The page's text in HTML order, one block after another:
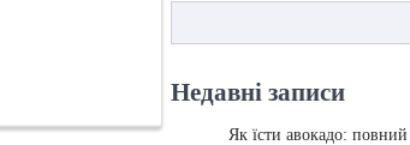
Недавні записи
Як їсти авокадо: повний